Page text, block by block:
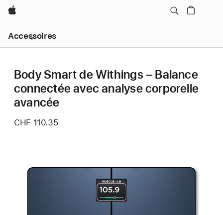
Apple
Accessoires
locale
menu
Body Smart de Withings – Balance
connectée avec analyse corporelle
avancée
CHF 110.35